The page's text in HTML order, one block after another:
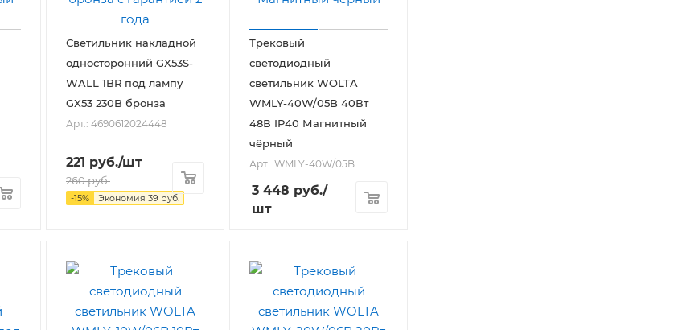
Светильник накладной
односторонний GX53S-
WALL 1BR под лампу
GX53 230B бронза
Арт.: 4690612024448
221 руб./шт
260руб.
-15% Экономия 39 руб.
Трековый
светодиодный
светильник WOLTA
WMLY-40W/05B 40Вт
48В IP40 Магнитный
чёрный
Арт.: WMLY-40W/05B
3 448 руб./
шт